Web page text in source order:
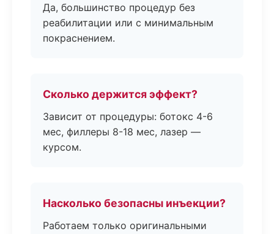
Да, большинство процедур без
реабилитации или с минимальным
покраснением.
Сколько держится эффект?
Зависит от процедуры: ботокс 4-6
мес, филлеры 8-18 мес, лазер —
курсом.
Насколько безопасны инъекции?
Работаем только оригинальными